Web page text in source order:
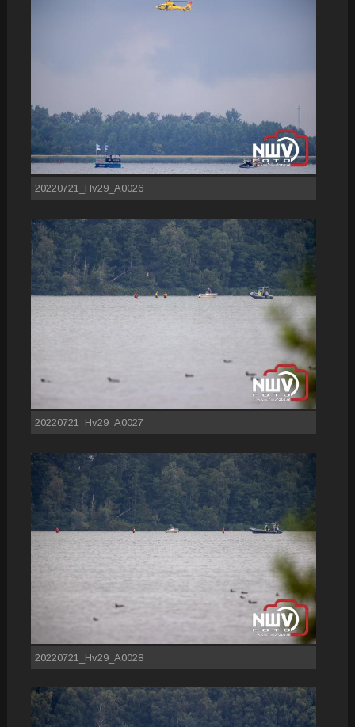
20220721_Hv29_A0026
20220721_Hv29_A0027
20220721_Hv29_A0028